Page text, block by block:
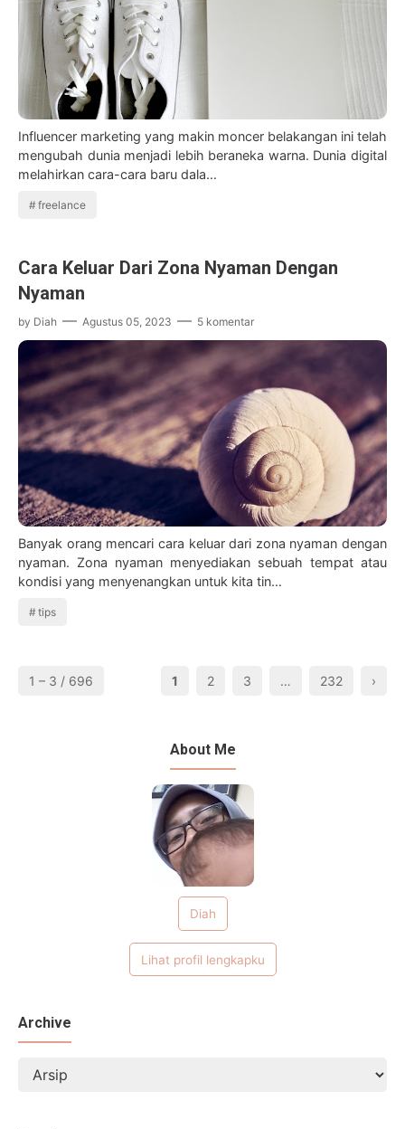
Influencer marketing yang makin moncer belakangan ini telah
mengubah dunia menjadi lebih beraneka warna. Dunia digital
melahirkan cara-cara baru dala…
freelance
Cara Keluar Dari Zona Nyaman Dengan
Nyaman
by Diah Agustus 05, 2023 5 komentar
Banyak orang mencari cara keluar dari zona nyaman dengan
nyaman. Zona nyaman menyediakan sebuah tempat atau
kondisi yang menyenangkan untuk kita tin…
tips
1 – 3 / 696 1 2 3 … 232 ›
About Me
Diah
Lihat profil lengkapku
Archive